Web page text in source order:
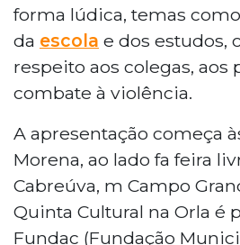
forma lúdica, temas
da escola e dos estudos,
respeito aos colegas, aos
combate à violência.
A apresentação começa
Morena, ao lado fa feira
Cabreúva, m Campo
Quinta Cultural na Orla é
Fundac (Fundação